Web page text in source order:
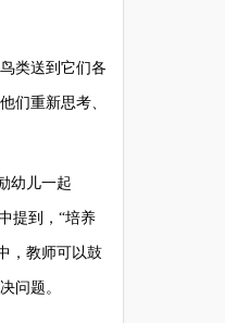
类送到它们各
们重新思考、
幼儿一起
提到，“培养
，教师可以鼓
问题。